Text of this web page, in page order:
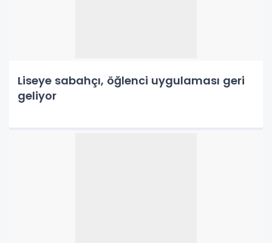
Liseye sabahçı, öğlenci uygulaması geri
geliyor